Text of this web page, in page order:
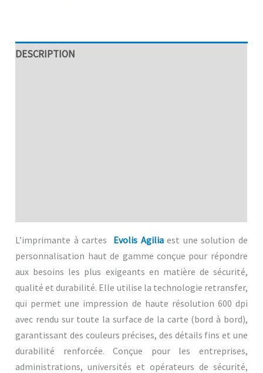
DESCRIPTION
L’imprimante à cartes Evolis Agiliaest une solution de
personnalisation haut de gamme conçue pour répondre
aux besoins les plus exigeants en matière de sécurité,
qualité et durabilité. Elle utilise la technologie retransfer,
qui permet une impression de haute résolution 600 dpi
avec rendu sur toute la surface de la carte (bord à bord),
garantissant des couleurs précises, des détails fins et une
durabilité renforcée. Conçue pour les entreprises,
administrations, universités et opérateurs de sécurité,